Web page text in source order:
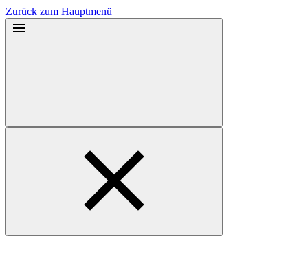
Zurück zum Hauptmenü